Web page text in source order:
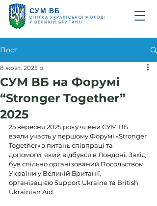
СУМ ВБ
СПІЛКА УКРАЇНСЬКОЇ МОЛОДІ
У ВЕЛИКІЙ БРИТАНІЇ
Пост
СУМ ВБ на Форумі
“Stronger Together”
2025
8 жовт. 2025 р.
25 вересня 2025 року члени СУМ ВБ
взяли участь у першому Форумі «Stronger
Together» з питань співпраці та
допомоги, який відбувся в Лондоні. Захід
був спільно організований Посольством
України у Великій Британії,
організацією Support Ukraine та British
Ukrainian Aid.